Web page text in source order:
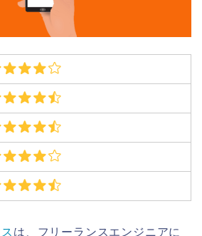
は、フリーランスエンジニアに